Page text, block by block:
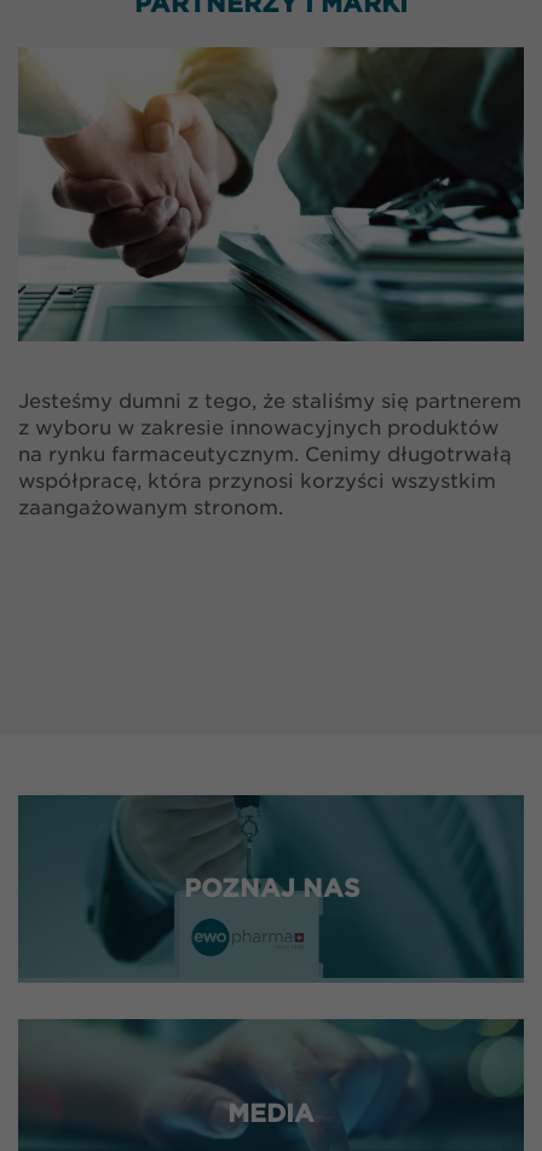
Jesteśmy dumni z tego, że staliśmy się partnerem
z wyboru w zakresie innowacyjnych produktów
na rynku farmaceutycznym. Cenimy długotrwałą
współpracę, która przynosi korzyści wszystkim
zaangażowanym stronom.
POZNAJ NAS
MEDIA